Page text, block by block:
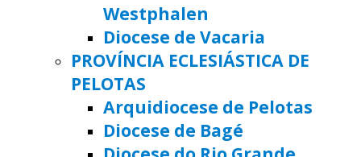
Westphalen
Diocese de Vacaria
PROVÍNCIA ECLESIÁSTICA DE
PELOTAS
Arquidiocese de Pelotas
Diocese de Bagé